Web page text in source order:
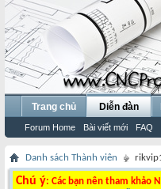
Trang chủ Diễn đàn
Forum Home Bài viết mới FAQ
Danh sách Thành viên
Chú ý: Các bạn nên tham khảo